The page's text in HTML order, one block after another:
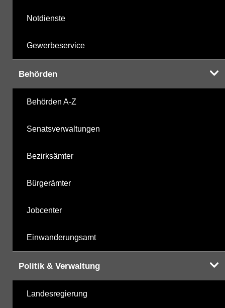
Notdienste
Gewerbeservice
Behörden
Behörden A-Z
Senatsverwaltungen
Bezirksämter
Bürgerämter
Jobcenter
Einwanderungsamt
Politik & Verwaltung
Landesregierung